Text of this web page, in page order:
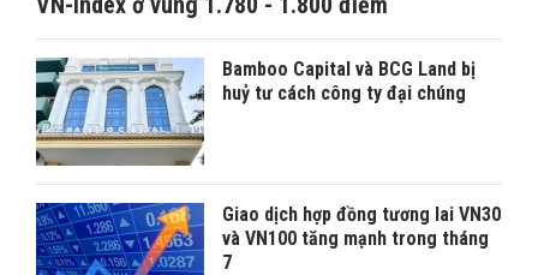
Bamboo Capital và BCG Land bị
huỷ tư cách công ty đại chúng
Giao dịch hợp đồng tương lai VN30
và VN100 tăng mạnh trong tháng
7